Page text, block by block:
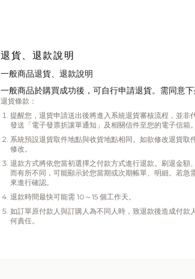
退貨、退款說明
一般商品退貨、退款說明
一般商品於購買成功後，可自行申請退貨。需同意下
退貨條款：
提醒您，退貨申請送出後將進入系統退貨審核流程，並
發送「電子發票折讓單通知」及相關信件至您的電子信箱。
系統預設退貨取件地點與收貨地點相同。如欲修改退貨
修改。
退款方式將依您當初選擇之付款方式進行退款。刷退金
而有所不同，可能顯示於您當期或次期帳單、明細。若
來進行確認。
退款時間最快可能需 10～15 個工作天。
如訂單原付款人與訂購人為不同人時，致退款後造成付
何責任。